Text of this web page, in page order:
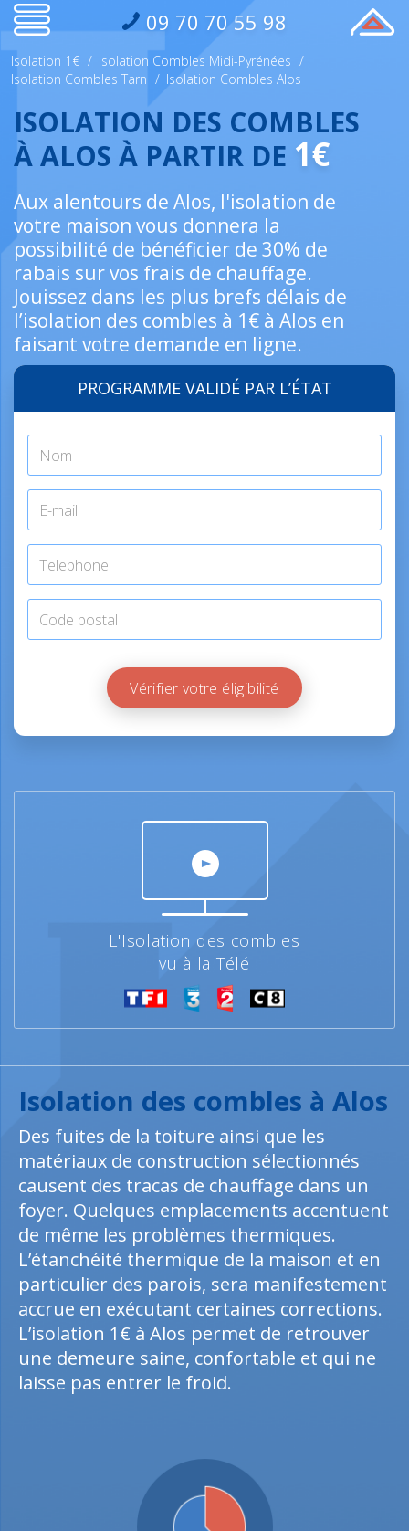
09 70 70 55 98
Isolation 1€ / Isolation Combles Midi-Pyrénées /
Isolation Combles Tarn / Isolation Combles Alos
ISOLATION DES COMBLES
À ALOS À PARTIR DE 1€
Aux alentours de Alos, l'isolation de
votre maison vous donnera la
possibilité de bénéficier de 30% de
rabais sur vos frais de chauffage.
Jouissez dans les plus brefs délais de
l’isolation des combles à 1€ à Alos en
faisant votre demande en ligne.
PROGRAMME VALIDÉ PAR L’ÉTAT
Vérifier votre éligibilité
L'Isolation des combles
vu à la Télé
Isolation des combles à Alos
Des fuites de la toiture ainsi que les
matériaux de construction sélectionnés
causent des tracas de chauffage dans un
foyer. Quelques emplacements accentuent
de même les problèmes thermiques.
L’étanchéité thermique de la maison et en
particulier des parois, sera manifestement
accrue en exécutant certaines corrections.
L’isolation 1€ à Alos permet de retrouver
une demeure saine, confortable et qui ne
laisse pas entrer le froid.